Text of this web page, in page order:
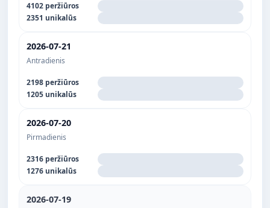
4102 peržiūros
2351 unikalūs
2026-07-21
Antradienis
2198 peržiūros
1205 unikalūs
2026-07-20
Pirmadienis
2316 peržiūros
1276 unikalūs
2026-07-19